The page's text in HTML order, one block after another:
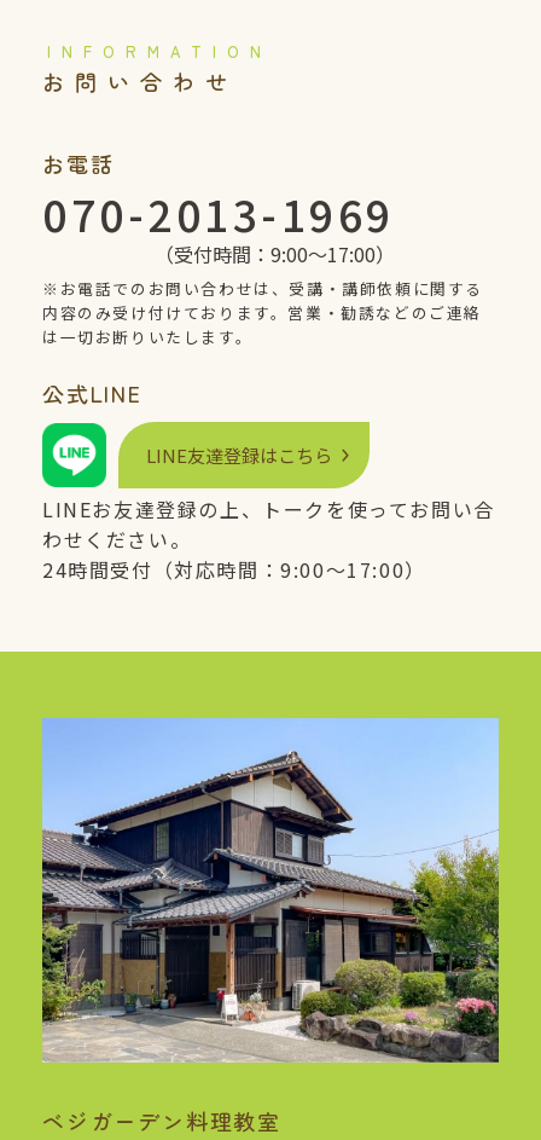
️お問い合わせ
お電話
070-2013-1969
（受付時間：9:00〜17:00）
※お電話でのお問い合わせは、受講・講師依頼に関する
内容のみ受け付けております。営業・勧誘などのご連絡
は一切お断りいたします。
公式LINE
LINE友達登録はこちら
LINEお友達登録の上、トークを使ってお問い合
わせください。
24時間受付（対応時間：9:00〜17:00）
ベジガーデン料理教室